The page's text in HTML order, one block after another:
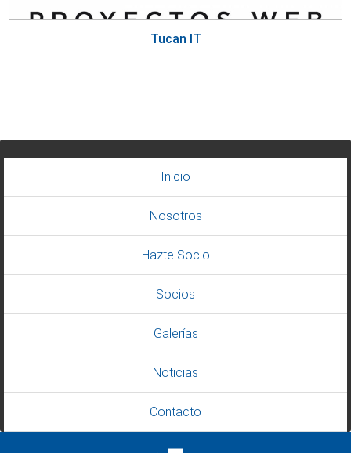
Tucan IT
Inicio
Nosotros
Hazte Socio
Socios
Galerías
Noticias
Contacto